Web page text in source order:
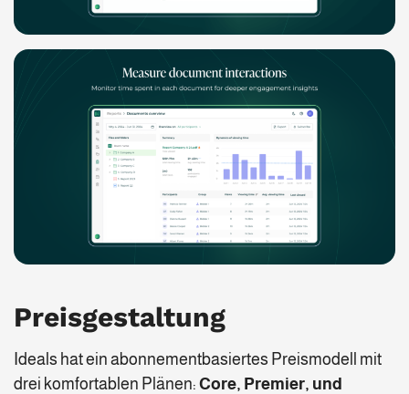
Preisgestaltung
Ideals hat ein abonnementbasiertes Preismodell mit
drei komfortablen Plänen: Core, Premier, und